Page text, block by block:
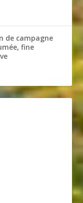
de campagne
fine